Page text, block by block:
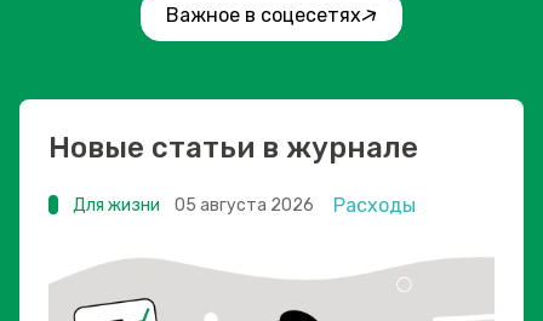
Важное в соцесетях
Новые статьи в журнале
Для жизни 05 августа 2026 Расходы